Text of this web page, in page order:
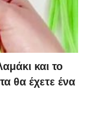
και το
θα έχετε ένα